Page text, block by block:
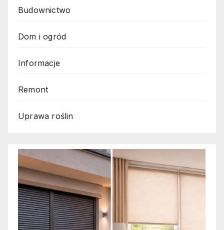
Budownictwo
Dom i ogród
Informacje
Remont
Uprawa roślin